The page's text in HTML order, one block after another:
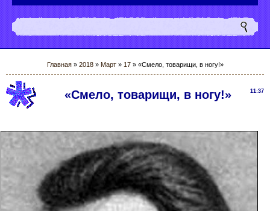
Главная» 2018 » Март » 17» «Смело, товарищи, в ногу!»
11:37
«Смело, товарищи, в ногу!»